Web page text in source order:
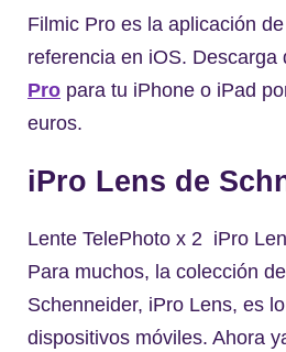
Filmic Pro es la aplicación
referencia en iOS. Descarga
Pro para tu iPhone o iPad
euros.
iPro Lens de
Lente TelePhoto x 2 iPro
Para muchos, la colección
Schenneider, iPro Lens, es
dispositivos móviles. Ahora